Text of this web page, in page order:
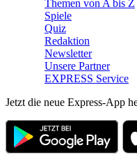
Themen von A bis Z
Spiele
Quiz
Redaktion
Newsletter
Unsere Partner
EXPRESS Service
Jetzt die neue Express-App